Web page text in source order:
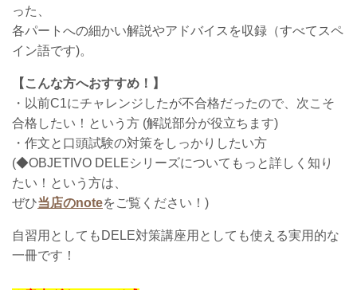
った、
各パートへの細かい解説やアドバイスを収録（すべてスペ
イン語です)。
【こんな方へおすすめ！】
・以前C1にチャレンジしたが不合格だったので、次こそ
合格したい！という方 (解説部分が役立ちます)
・作文と口頭試験の対策をしっかりしたい方
(◆OBJETIVO DELEシリーズについてもっと詳しく知り
たい！という方は、
ぜひ当店のnoteをご覧ください！)
自習用としてもDELE対策講座用としても使える実用的な
一冊です！